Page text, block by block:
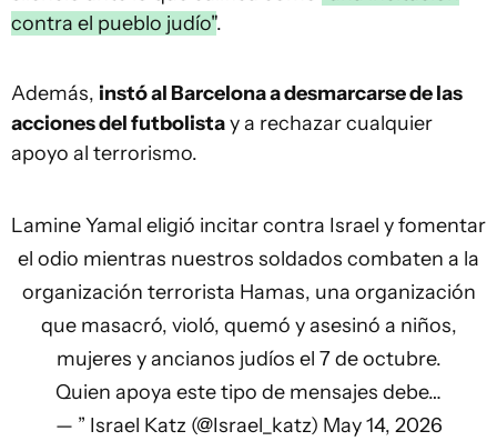
contra el pueblo judío".
Además, instó al Barcelona a desmarcarse de las
acciones del futbolistay a rechazar cualquier
apoyo al terrorismo.
Lamine Yamal eligió incitar contra Israel y fomentar
el odio mientras nuestros soldados combaten a la
organización terrorista Hamas, una organización
que masacró, violó, quemó y asesinó a niños,
mujeres y ancianos judíos el 7 de octubre.
Quien apoya este tipo de mensajes debe…
— ” Israel Katz (@Israel_katz) May 14, 2026